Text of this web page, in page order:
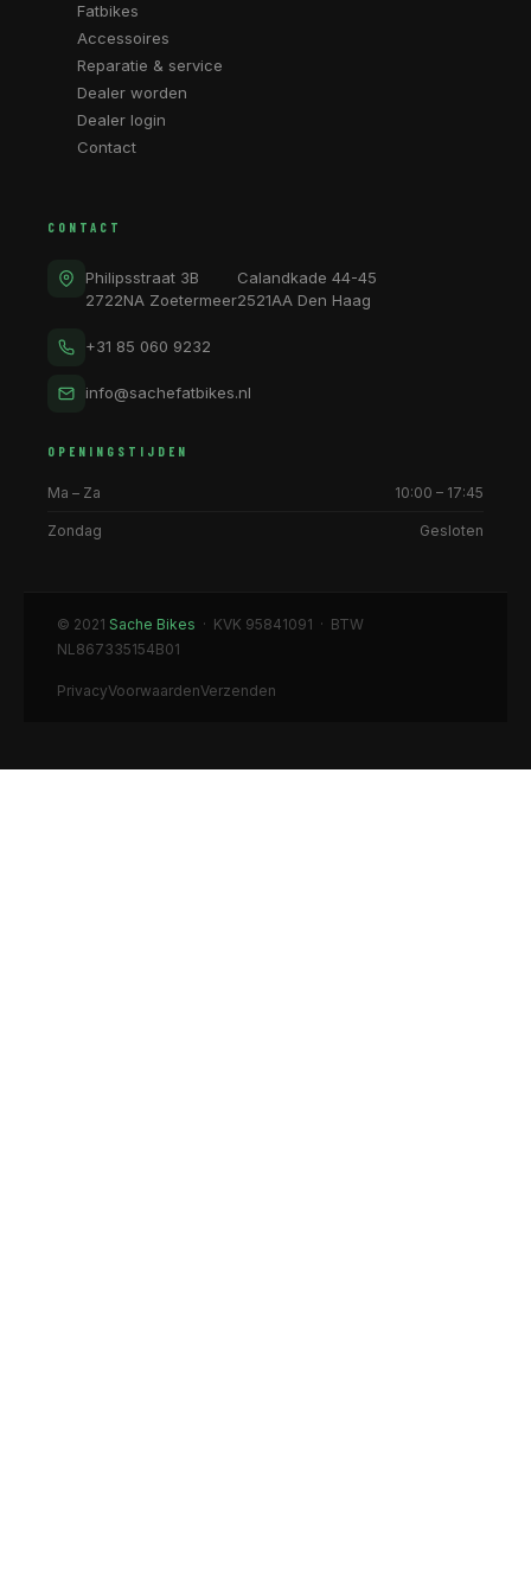
Fatbikes
Accessoires
Reparatie & service
Dealer worden
Dealer login
Contact
CONTACT
Philipsstraat 3B
2722NA Zoetermeer
Calandkade 44-45
2521AA Den Haag
+31 85 060 9232
info@sachefatbikes.nl
OPENINGSTIJDEN
Ma – Za 10:00 – 17:45
Zondag Gesloten
© 2021 Sache Bikes · KVK 95841091 · BTW
NL867335154B01
PrivacyVoorwaardenVerzenden